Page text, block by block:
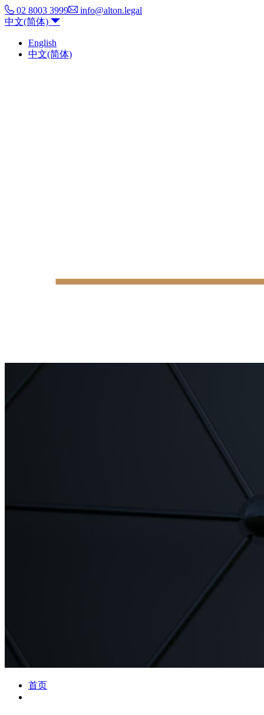
02 8003 3999
info@alton.legal
中文(简体)
English
中文(简体)
首页